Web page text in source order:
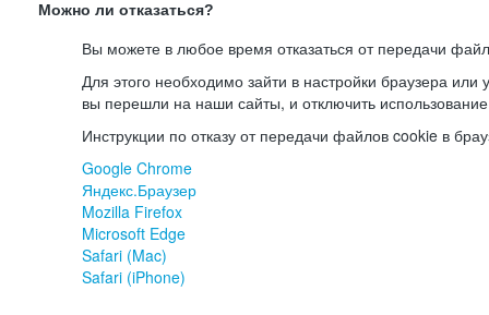
Можно ли отказаться?
Вы можете в любое время отказаться от передачи
Для этого необходимо зайти в настройки браузера или
вы перешли на наши сайты, и отключить
Инструкции по отказу от передачи файлов cookie в
Google Chrome
Яндекс.Браузер
Mozilla Firefox
Microsoft Edge
Safari (Mac)
Safari (iPhone)